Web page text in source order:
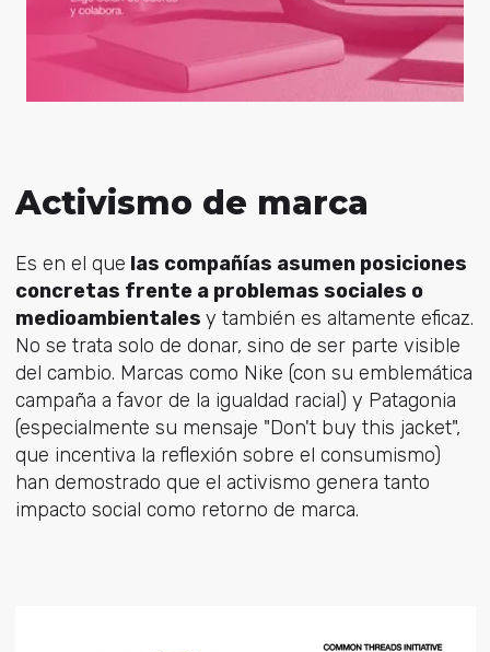
Activismo de marca
Es en el que las compañías asumen posiciones
concretas frente a problemas sociales o
medioambientales y también es altamente eficaz.
No se trata solo de donar, sino de ser parte visible
del cambio. Marcas como Nike (con su emblemática
campaña a favor de la igualdad racial) y Patagonia
(especialmente su mensaje "Don't buy this jacket",
que incentiva la reflexión sobre el consumismo)
han demostrado que el activismo genera tanto
impacto social como retorno de marca.